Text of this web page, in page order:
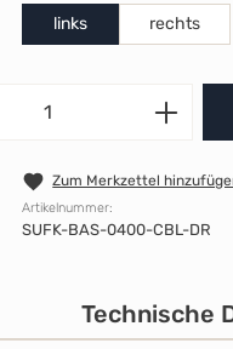
links rechts
Zum Merkzettel
Artikelnummer:
SUFK-BAS-0400-CBL-DR
Technische